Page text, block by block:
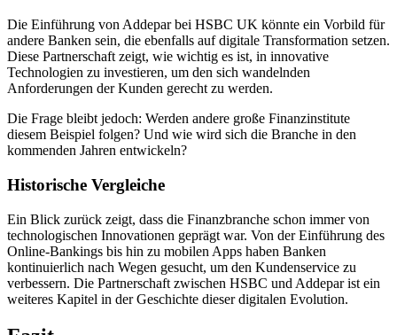
Die Einführung von Addepar bei HSBC UK könnte ein Vorbild für
andere Banken sein, die ebenfalls auf digitale Transformation setzen.
Diese Partnerschaft zeigt, wie wichtig es ist, in innovative
Technologien zu investieren, um den sich wandelnden
Anforderungen der Kunden gerecht zu werden.
Die Frage bleibt jedoch: Werden andere große Finanzinstitute
diesem Beispiel folgen? Und wie wird sich die Branche in den
kommenden Jahren entwickeln?
Historische Vergleiche
Ein Blick zurück zeigt, dass die Finanzbranche schon immer von
technologischen Innovationen geprägt war. Von der Einführung des
Online-Bankings bis hin zu mobilen Apps haben Banken
kontinuierlich nach Wegen gesucht, um den Kundenservice zu
verbessern. Die Partnerschaft zwischen HSBC und Addepar ist ein
weiteres Kapitel in der Geschichte dieser digitalen Evolution.